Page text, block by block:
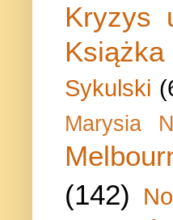
Kryzys
Książka
Sykulski
Marysia
(142)